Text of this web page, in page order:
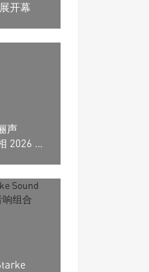
开幕
声
2026 北